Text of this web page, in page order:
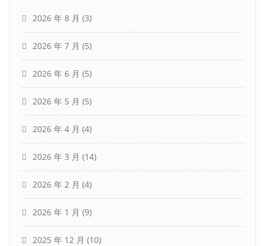
2026 年 8 月 (3)
2026 年 7 月 (5)
2026 年 6 月 (5)
2026 年 5 月 (5)
2026 年 4 月 (4)
2026 年 3 月 (14)
2026 年 2 月 (4)
2026 年 1 月 (9)
2025 年 12 月 (10)